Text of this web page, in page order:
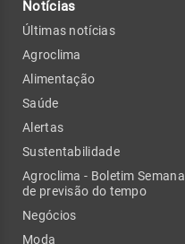
Notícias
Últimas notícias
Agroclima
Alimentação
Saúde
Alertas
Sustentabilidade
Agroclima - Boletim Semanal
de previsão do tempo
Negócios
Moda